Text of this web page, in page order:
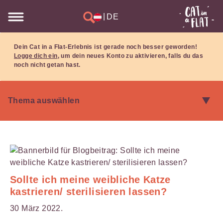
DE
Dein Cat in a Flat-Erlebnis ist gerade noch besser geworden!
Logge dich ein, um dein neues Konto zu aktivieren, falls du das
noch nicht getan hast.
Sollte ich meine weibliche Katze
kastrieren/ sterilisieren lassen?
30 März 2022.